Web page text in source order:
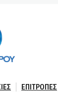
ΕΠΙΤΡΟΠΕΣ